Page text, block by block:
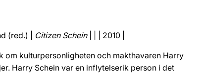
(red.) | Citizen Schein| | | 2010 |
om kulturpersonligheten och makthavaren Harry
Harry Schein var en inflytelserik person i det